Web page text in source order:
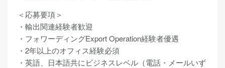
＜応募要項＞
・輸出関連経験者歓迎
・フォワーディングExport Operation経験者優遇
・2年以上のオフィス経験必須
・英語、日本語共にビジネスレベル（電話・メールいず